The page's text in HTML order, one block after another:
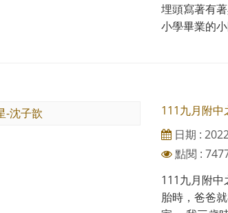
埋頭寫著有
小學畢業的
111九月附中
日期 :
點閱 :
111九月附中
胎時，爸爸